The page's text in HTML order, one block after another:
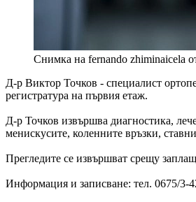
Снимка на fernando zhiminaicela
Д-р Виктор Точков - специалист
регистратура на първия етаж.
Д-р Точков извършва диагностика,
менискусите, коленните връзки,
Прегледите се извършват срещу
Информация и записване: тел. 0675/3-